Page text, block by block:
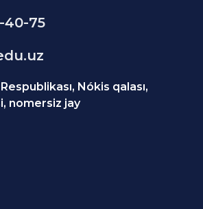
40-75
Nókis qalası,
nomersiz jay